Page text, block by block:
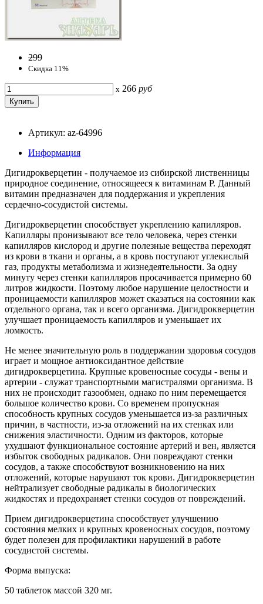
299
Скидка 11%
x 266 руб
Артикул: az-64996
Информация
Дигидрокверцетин - получаемое из сибирской лиственницы
природное соединение, относящееся к витаминам Р. Данный
витамин предназначен для поддержания и укрепления
сердечно-сосудистой системы.
Дигидрокверцетин способствует укреплению капилляров.
Капилляры пронизывают все тело человека, через стенки
капилляров кислород и другие полезные вещества переходят
из крови в ткани и органы, а в кровь поступают углекислый
газ, продукты метаболизма и жизнедеятельности. За одну
минуту через стенки капилляров просачивается примерно 60
литров жидкости. Поэтому любое нарушение целостности и
проницаемости капилляров может сказаться на состоянии как
отдельного органа, так и всего организма. Дигидрокверцетин
улучшает проницаемость капилляров и уменьшает их
ломкость.
Не менее значительную роль в поддержании здоровья сосудов
играет и мощное антиоксидантное действие
дигидрокверцетина. Крупные кровеносные сосуды - вены и
артерии - служат транспортными магистралями организма. В
них не происходит газообмен, однако по ним перемещается
большое количество крови. Со временем пропускная
способность крупных сосудов уменьшается из-за различных
причин, в частности, из-за отложений на их стенках или
снижения эластичности. Одним из факторов, которые
ухудшают функциональное состояние артерий и вен, является
избыток свободных радикалов. Они повреждают стенки
сосудов, а также способствуют возникновению на них
отложений, которые нарушают ток крови. Дигидрокверцетин
нейтрализует свободные радикалы в биологических
жидкостях и предохраняет стенки сосудов от повреждений.
Прием дигидрокверцетина способствует улучшению
состояния мелких и крупных кровеносных сосудов, поэтому
будет полезен для профилактики нарушений в работе
сосудистой системы.
Форма выпуска:
50 таблеток массой 320 мг.